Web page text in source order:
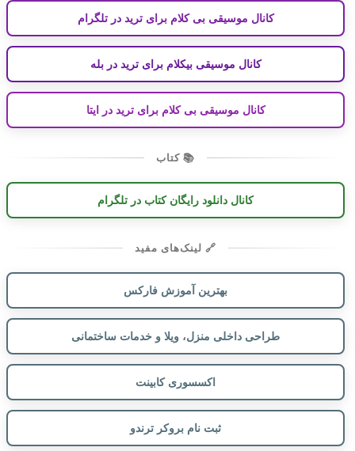
کانال موسیقی بی کلام برای ترید در تلگرام
کانال موسیقی بیکلام برای ترید در بله
کانال موسیقی بی کلام برای ترید در ایتا
📚 کتاب
کانال دانلود رایگان کتاب در تلگرام
🔗 لینک‌های مفید
بهترین آموزش فارکس
طراحی داخلی منزل، ویلا و خدمات ساختمانی
اکسسوری کابینت
ثبت نام بروکر ترندو